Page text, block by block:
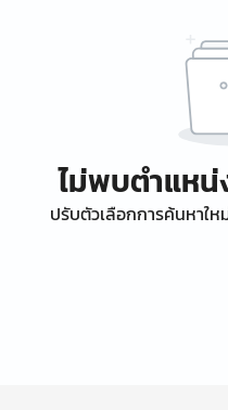
ไม่พบตำแห
ปรับตัวเลือกการค้นหาใ